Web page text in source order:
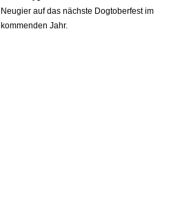
Neugier auf das nächste Dogtoberfest im
kommenden Jahr.